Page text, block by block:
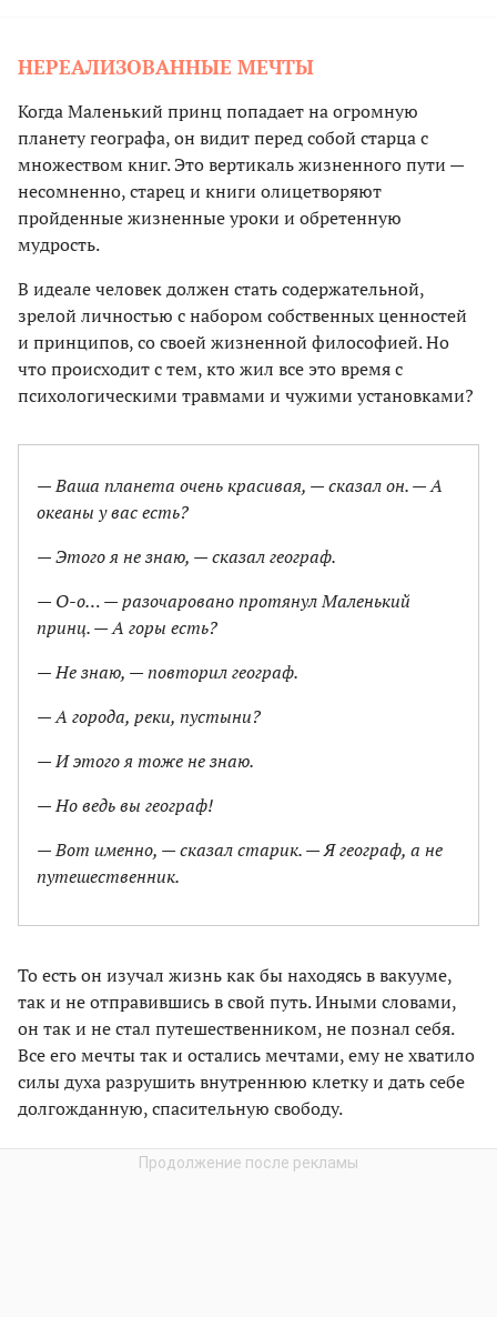
НЕРЕАЛИЗОВАННЫЕ МЕЧТЫ
Когда Маленький принц попадает на огромную
планету географа, он видит перед собой старца с
множеством книг. Это вертикаль жизненного пути —
несомненно, старец и книги олицетворяют
пройденные жизненные уроки и обретенную
мудрость.
В идеале человек должен стать содержательной,
зрелой личностью с набором собственных ценностей
и принципов, со своей жизненной философией. Но
что происходит с тем, кто жил все это время с
психологическими травмами и чужими установками?
— Ваша планета очень красивая, — сказал он. — А
океаны у вас есть?
— Этого я не знаю, — сказал географ.
— О-о… — разочаровано протянул Маленький
принц. — А горы есть?
— Не знаю, — повторил географ.
— А города, реки, пустыни?
— И этого я тоже не знаю.
— Но ведь вы географ!
— Вот именно, — сказал старик. — Я географ, а не
путешественник.
То есть он изучал жизнь как бы находясь в вакууме,
так и не отправившись в свой путь. Иными словами,
он так и не стал путешественником, не познал себя.
Все его мечты так и остались мечтами, ему не хватило
силы духа разрушить внутреннюю клетку и дать себе
долгожданную, спасительную свободу.